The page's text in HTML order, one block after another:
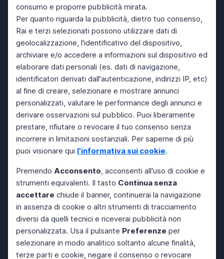
consumo e proporre pubblicità mirata.
Per quanto riguarda la pubblicità, dietro tuo consenso,
Rai e terzi selezionati possono utilizzare dati di
geolocalizzazione, l'identificativo del dispositivo,
archiviare e/o accedere a informazioni sul dispositivo ed
elaborare dati personali (es. dati di navigazione,
identificatori derivati dall'autenticazione, indirizzi IP, etc)
al fine di creare, selezionare e mostrare annunci
personalizzati, valutare le performance degli annunci e
derivare osservazioni sul pubblico. Puoi liberamente
prestare, rifiutare o revocare il tuo consenso senza
incorrere in limitazioni sostanziali. Per saperne di più
puoi visionare qui l'informativa sui cookie.
Premendo Acconsento, acconsenti all'uso di cookie e
strumenti equivalenti. Il tasto Continua senza
accettare chiude il banner, continuerai la navigazione
in assenza di cookie o altri strumenti di tracciamento
diversi da quelli tecnici e riceverai pubblicità non
personalizzata. Usa il pulsante Preferenze per
selezionare in modo analitico soltanto alcune finalità,
terze parti e cookie, negare il consenso o revocare